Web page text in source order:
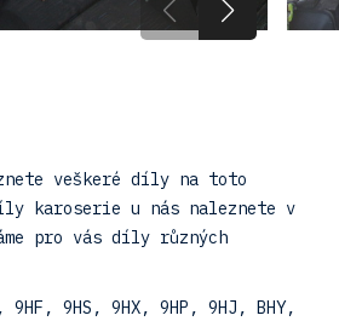
veškeré díly na toto
karoserie u nás naleznete v
pro vás díly různých
9HS, 9HX, 9HP, 9HJ, BHY,